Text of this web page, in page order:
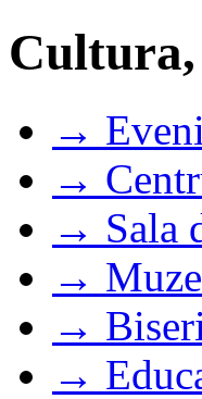
→
→
→ Sala
→
→
→